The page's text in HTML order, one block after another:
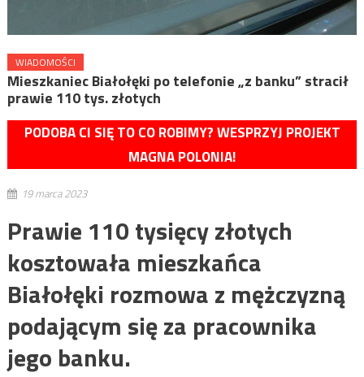
WIADOMOŚCI
Mieszkaniec Białołęki po telefonie „z banku” stracił
prawie 110 tys. złotych
PODOBA CI SIĘ TO CO ROBIMY? WESPRZYJ PROJEKT
MAGNA POLONIA!
19 marca 2023
Prawie 110 tysięcy złotych
kosztowała mieszkańca
Białołęki rozmowa z mężczyzną
podającym się za pracownika
jego banku.